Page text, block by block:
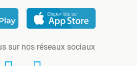
sur nos réseaux sociaux